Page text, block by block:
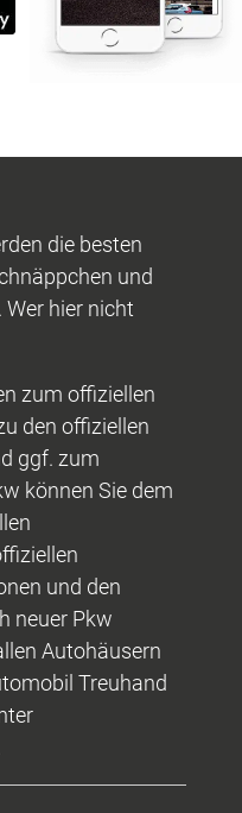
die besten
und
hier nicht
zum offiziellen
den offiziellen
ggf. zum
können Sie dem
und den
neuer Pkw
Autohäusern
Treuhand